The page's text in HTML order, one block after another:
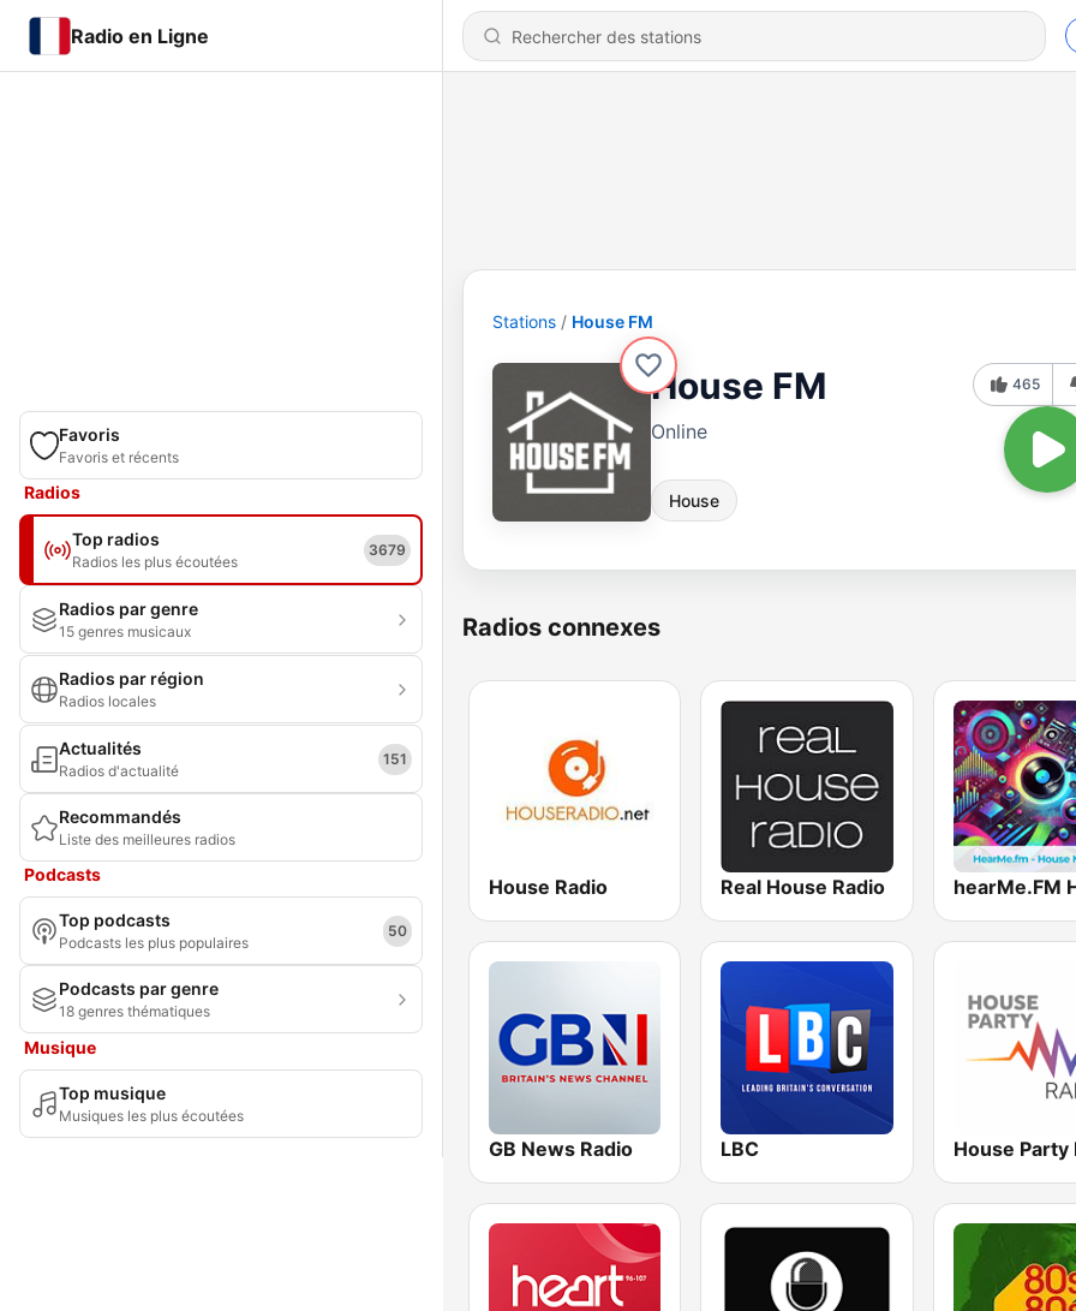
Radio en Ligne
Favoris
Favoris et récents
Radios
Top radios
Radios les plus écoutées
3679
Radios par genre
15 genres musicaux
Radios par région
Radios locales
Actualités
Radios d'actualité
151
Recommandés
Liste des meilleures radios
Podcasts
Top podcasts
Podcasts les plus populaires
50
Podcasts par genre
18 genres thématiques
Musique
Top musique
Musiques les plus écoutées
Stations House FM
House FM
Online
House
465
Radios connexes
House Radio Real House Radio
GB News Radio LBC